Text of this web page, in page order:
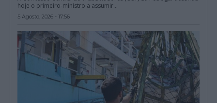
hoje o primeiro-ministro a assumir...
5 Agosto, 2026 - 17:56